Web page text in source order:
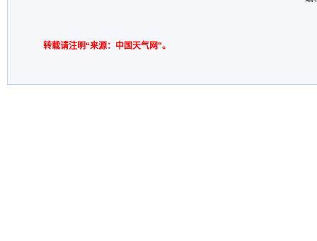
转载请注明“来源：中国天气网”。